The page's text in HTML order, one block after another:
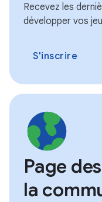
Recevez les
développer vos
S'inscrire
Page
la